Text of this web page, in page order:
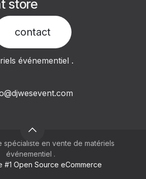
store
contact​
événementiel .
spécialiste en vente de matériels
événementiel .
#1Open Source eCommerce